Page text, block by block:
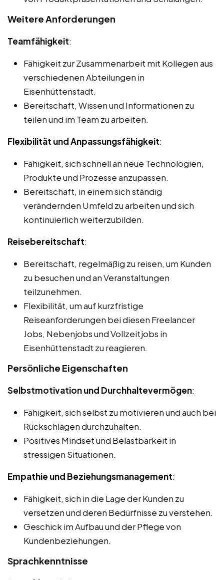
Weitere Anforderungen
Teamfähigkeit:
Fähigkeit zur Zusammenarbeit mit Kollegen aus
verschiedenen Abteilungen in
Eisenhüttenstadt.
Bereitschaft, Wissen und Informationen zu
teilen und im Team zu arbeiten.
Flexibilität und Anpassungsfähigkeit:
Fähigkeit, sich schnell an neue Technologien,
Produkte und Prozesse anzupassen.
Bereitschaft, in einem sich ständig
verändernden Umfeld zu arbeiten und sich
kontinuierlich weiterzubilden.
Reisebereitschaft:
Bereitschaft, regelmäßig zu reisen, um Kunden
zu besuchen und an Veranstaltungen
teilzunehmen.
Flexibilität, um auf kurzfristige
Reiseanforderungen bei diesen Freelancer
Jobs, Nebenjobs und Vollzeitjobs in
Eisenhüttenstadt zu reagieren.
Persönliche Eigenschaften
Selbstmotivation und Durchhaltevermögen:
Fähigkeit, sich selbst zu motivieren und auch bei
Rückschlägen durchzuhalten.
Positives Mindset und Belastbarkeit in
stressigen Situationen.
Empathie und Beziehungsmanagement:
Fähigkeit, sich in die Lage der Kunden zu
versetzen und deren Bedürfnisse zu verstehen.
Geschick im Aufbau und der Pflege von
Kundenbeziehungen.
Sprachkenntnisse